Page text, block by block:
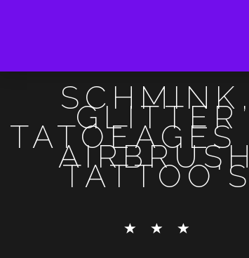
SCHMINK,
GLITTER
TATOEAGES
TATTOO'S